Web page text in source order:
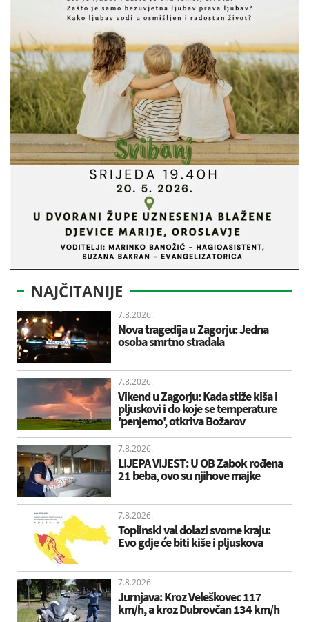
NAJČITANIJE
7.8.2026.
Nova tragedija u Zagorju: Jedna
osoba smrtno stradala
7.8.2026.
Vikend u Zagorju: Kada stiže kiša i
pljuskovi i do koje se temperature
'penjemo', otkriva Božarov
7.8.2026.
LIJEPA VIJEST: U OB Zabok rođena
21 beba, ovo su njihove majke
7.8.2026.
Toplinski val dolazi svome kraju:
Evo gdje će biti kiše i pljuskova
7.8.2026.
Jurnjava: Kroz Veleškovec 117
km/h, a kroz Dubrovčan 134 km/h